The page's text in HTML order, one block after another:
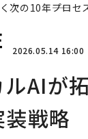
次の10年――プロ
2026.05.14 16:00
AIが
戦略